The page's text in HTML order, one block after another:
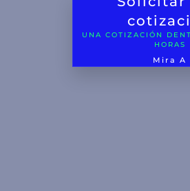
UNA COTIZACIÓN
HORAS
Mira A